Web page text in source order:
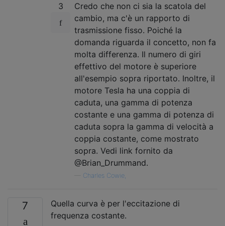
3
Credo che non ci sia la scatola del
cambio, ma c'è un rapporto di
trasmissione fisso. Poiché la
domanda riguarda il concetto, non fa
molta differenza. Il numero di giri
effettivo del motore è superiore
all'esempio sopra riportato. Inoltre, il
motore Tesla ha una coppia di
caduta, una gamma di potenza
costante e una gamma di potenza di
caduta sopra la gamma di velocità a
coppia costante, come mostrato
sopra. Vedi link fornito da
@Brian_Drummand.
Charles Cowie,
7
Quella curva è per l'eccitazione di
frequenza costante.